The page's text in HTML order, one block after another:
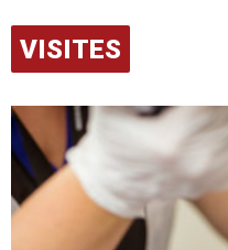
VISITES